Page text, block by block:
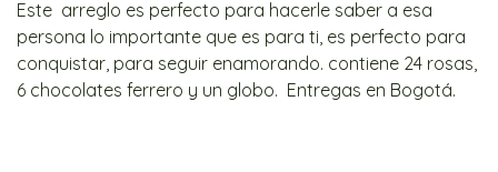
Este arreglo es perfecto para hacerle saber a esa
persona lo importante que es para ti, es perfecto para
conquistar, para seguir enamorando. contiene 24 rosas,
6 chocolates ferrero y un globo. Entregas en Bogotá.